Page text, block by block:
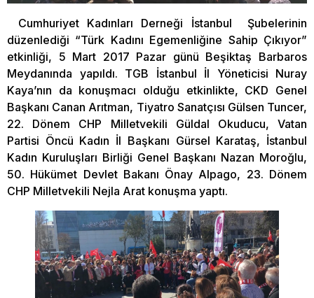
Cumhuriyet Kadınları Derneği İstanbul Şubelerinin
düzenlediği “Türk Kadını Egemenliğine Sahip Çıkıyor”
etkinliği, 5 Mart 2017 Pazar günü Beşiktaş Barbaros
Meydanında yapıldı. TGB İstanbul İl Yöneticisi Nuray
Kaya’nın da konuşmacı olduğu etkinlikte, CKD Genel
Başkanı Canan Arıtman, Tiyatro Sanatçısı Gülsen Tuncer,
22. Dönem CHP Milletvekili Güldal Okuducu, Vatan
Partisi Öncü Kadın İl Başkanı Gürsel Karataş, İstanbul
Kadın Kuruluşları Birliği Genel Başkanı Nazan Moroğlu,
50. Hükümet Devlet Bakanı Önay Alpago, 23. Dönem
CHP Milletvekili Nejla Arat konuşma yaptı.